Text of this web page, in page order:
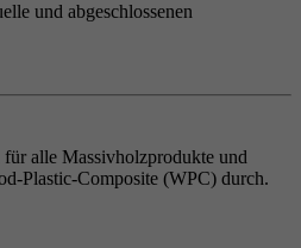
und abgeschlossenen
alle Massivholzprodukte und
Plastic-Composite (WPC) durch.